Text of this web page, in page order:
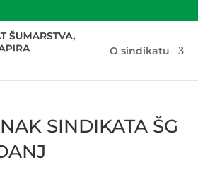
O sindikatu
SINDIKATA ŠG